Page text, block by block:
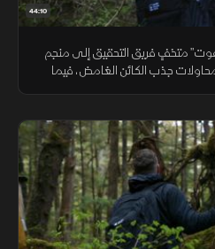
44:10
متخفٍ فريق التحقيق إلى منجم
جذب الكائن الغامض، فيما